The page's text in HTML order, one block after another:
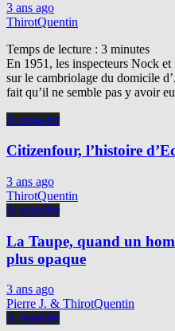
3 ans ago
ThirotQuentin
Temps de lecture : 3 minutes
En 1951, les inspecteurs Nock et
sur le cambriolage du domicile
fait qu’il ne semble pas y avoir
A regarder
Citizenfour, l’histoire
3 ans ago
ThirotQuentin
A regarder
La Taupe, quand un
plus opaque
3 ans ago
Pierre J. & ThirotQuentin
A regarder